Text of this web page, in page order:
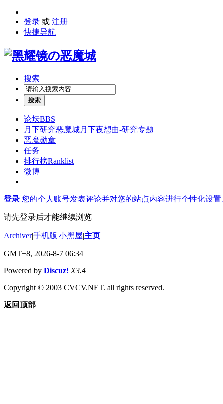
登录 或 注册
快捷导航
搜索
搜索
论坛BBS
月下研究恶魔城月下夜想曲-研究专题
恶魔勋章
任务
排行榜Ranklist
微博
登录 您的个人账号发表评论并对您的站点内容进行个性化设置
请先登录后才能继续浏览
Archiver|手机版|小黑屋|主页
GMT+8, 2026-8-7 06:34
Powered by Discuz! X3.4
Copyright © 2003 CVCV.NET. all rights reserved.
返回顶部